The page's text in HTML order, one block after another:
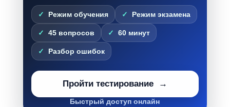
Режим обучения Режим экзамена
45 вопросов 60 минут
Разбор ошибок
Пройти тестирование
Быстрый доступ онлайн